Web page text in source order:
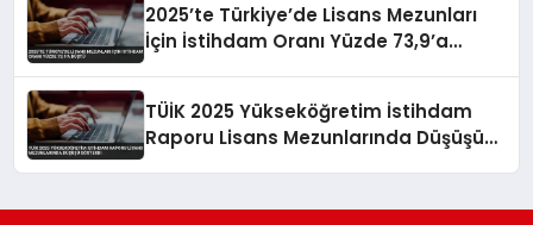
2025’te Türkiye’de Lisans Mezunları
İçin İstihdam Oranı Yüzde 73,9’a
TÜİK 2025 Yükseköğretim İstihdam
Raporu Lisans Mezunlarında Düşüşü